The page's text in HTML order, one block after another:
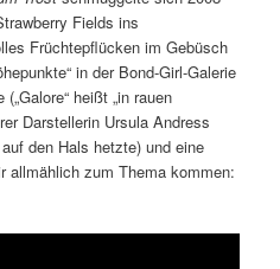
Fields ins
Früchtepflücken im Gebüsch
in der Bond-Girl-Galerie
heißt „in rauen
Darstellerin Ursula Andress
den Hals hetzte) und eine
allmählich zum Thema kommen: